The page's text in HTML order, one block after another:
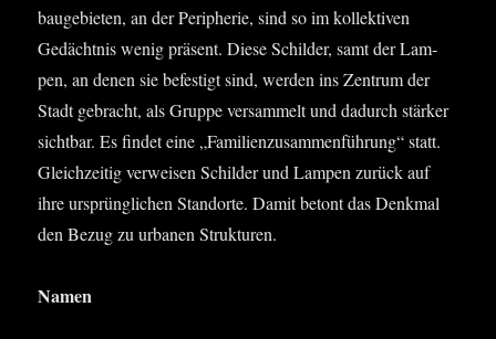
bau­ge­bie­ten, an der Peri­phe­rie, sind so im kol­lek­ti­ven
Gedächt­nis wenig prä­sent. Die­se Schil­der, samt der Lam­
pen, an denen sie befes­tigt sind, wer­den ins Zen­trum der
Stadt gebracht, als Grup­pe ver­sam­melt und dadurch stär­ker
sicht­bar. Es fin­det eine „Fami­li­en­zu­sam­men­füh­rung“ statt.
Gleich­zei­tig ver­wei­sen Schil­der und Lam­pen zurück auf
ihre ursprüng­li­chen Stand­or­te. Damit betont das Denk­mal
den Bezug zu urba­nen Strukturen.
Namen